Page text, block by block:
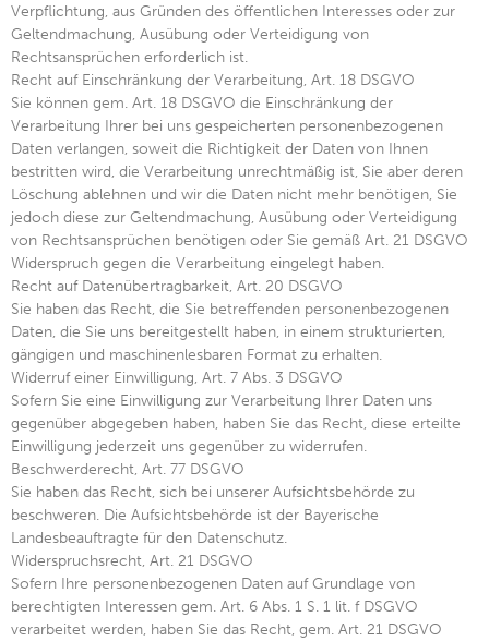
Verpflichtung, aus Gründen des öffentlichen Interesses oder zur
Geltendmachung, Ausübung oder Verteidigung von
Rechtsansprüchen erforderlich ist.
Recht auf Einschränkung der Verarbeitung, Art. 18 DSGVO
Sie können gem. Art. 18 DSGVO die Einschränkung der
Verarbeitung Ihrer bei uns gespeicherten personenbezogenen
Daten verlangen, soweit die Richtigkeit der Daten von Ihnen
bestritten wird, die Verarbeitung unrechtmäßig ist, Sie aber deren
Löschung ablehnen und wir die Daten nicht mehr benötigen, Sie
jedoch diese zur Geltendmachung, Ausübung oder Verteidigung
von Rechtsansprüchen benötigen oder Sie gemäß Art. 21 DSGVO
Widerspruch gegen die Verarbeitung eingelegt haben.
Recht auf Datenübertragbarkeit, Art. 20 DSGVO
Sie haben das Recht, die Sie betreffenden personenbezogenen
Daten, die Sie uns bereitgestellt haben, in einem strukturierten,
gängigen und maschinenlesbaren Format zu erhalten.
Widerruf einer Einwilligung, Art. 7 Abs. 3 DSGVO
Sofern Sie eine Einwilligung zur Verarbeitung Ihrer Daten uns
gegenüber abgegeben haben, haben Sie das Recht, diese erteilte
Einwilligung jederzeit uns gegenüber zu widerrufen.
Beschwerderecht, Art. 77 DSGVO
Sie haben das Recht, sich bei unserer Aufsichtsbehörde zu
beschweren. Die Aufsichtsbehörde ist der Bayerische
Landesbeauftragte für den Datenschutz.
Widerspruchsrecht, Art. 21 DSGVO
Sofern Ihre personenbezogenen Daten auf Grundlage von
berechtigten Interessen gem. Art. 6 Abs. 1 S. 1 lit. f DSGVO
verarbeitet werden, haben Sie das Recht, gem. Art. 21 DSGVO